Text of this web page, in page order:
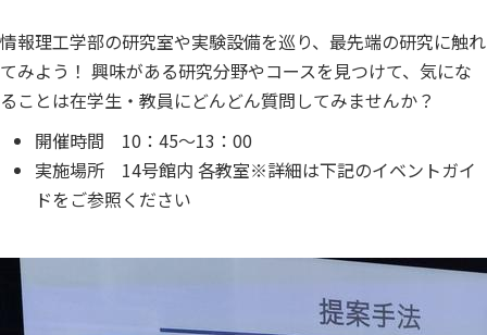
情報理工学部の研究室や実験設備を巡り、最先端の研究に触れ
てみよう！ 興味がある研究分野やコースを見つけて、気にな
ることは在学生・教員にどんどん質問してみませんか？
開催時間 10：45～13：00
実施場所 14号館内 各教室※詳細は下記のイベントガイ
ドをご参照ください